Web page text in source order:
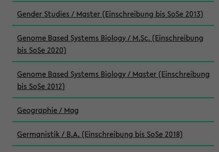
Gender Studies / Master (Einschreibung bis SoSe 2013)
Genome Based Systems Biology / M.Sc. (Einschreibung
bis SoSe 2020)
Genome Based Systems Biology / Master (Einschreibung
bis SoSe 2012)
Geographie / Mag
Germanistik / B.A. (Einschreibung bis SoSe 2018)